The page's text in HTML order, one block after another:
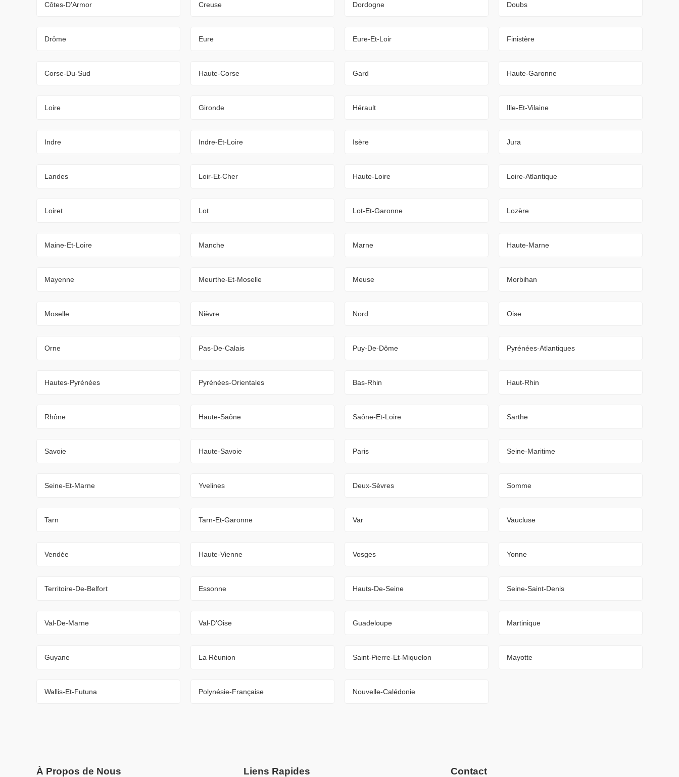
Côtes-D'Armor Creuse Dordogne Doubs
Drôme Eure Eure-Et-Loir Finistère
Corse-Du-Sud Haute-Corse Gard Haute-Garonne
Loire Gironde Hérault Ille-Et-Vilaine
Indre Indre-Et-Loire Isère Jura
Landes Loir-Et-Cher Haute-Loire Loire-Atlantique
Loiret Lot Lot-Et-Garonne Lozère
Maine-Et-Loire Manche Marne Haute-Marne
Mayenne Meurthe-Et-Moselle Meuse Morbihan
Moselle Nièvre Nord Oise
Orne Pas-De-Calais Puy-De-Dôme Pyrénées-Atlantiques
Hautes-Pyrénées Pyrénées-Orientales Bas-Rhin Haut-Rhin
Rhône Haute-Saône Saône-Et-Loire Sarthe
Savoie Haute-Savoie Paris Seine-Maritime
Seine-Et-Marne Yvelines Deux-Sèvres Somme
Tarn Tarn-Et-Garonne Var Vaucluse
Vendée Haute-Vienne Vosges Yonne
Territoire-De-Belfort Essonne Hauts-De-Seine Seine-Saint-Denis
Val-De-Marne Val-D'Oise Guadeloupe Martinique
Guyane La Réunion Saint-Pierre-Et-Miquelon Mayotte
Wallis-Et-Futuna Polynésie-Française Nouvelle-Calédonie
À Propos de Nous Liens Rapides Contact